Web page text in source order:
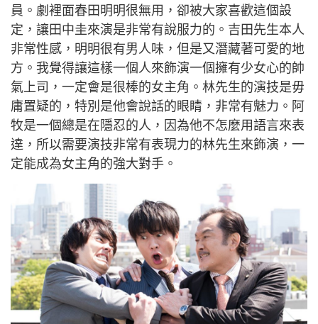
員。劇裡面春田明明很無用，卻被大家喜歡這個設
定，讓田中圭來演是非常有說服力的。吉田先生本人
非常性感，明明很有男人味，但是又潛藏著可愛的地
方。我覺得讓這樣一個人來飾演一個擁有少女心的帥
氣上司，一定會是很棒的女主角。林先生的演技是毋
庸置疑的，特別是他會說話的眼睛，非常有魅力。阿
牧是一個總是在隱忍的人，因為他不怎麼用語言來表
達，所以需要演技非常有表現力的林先生來飾演，一
定能成為女主角的強大對手。